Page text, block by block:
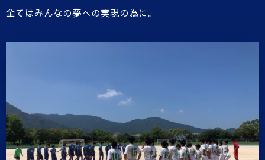
全てはみんなの夢への実現の為に。